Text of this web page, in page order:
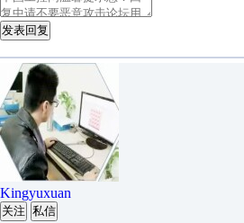
发表回复
Kingyuxuan
关注 私信